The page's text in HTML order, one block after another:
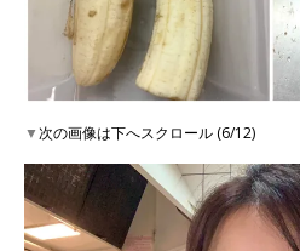
▼次の画像は下へスクロール (6/12)